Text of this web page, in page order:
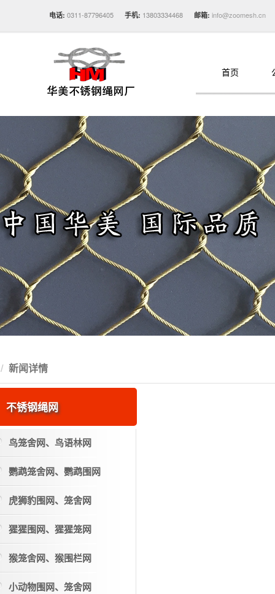
电话: 0311-87796405 手机: 13803334468 邮箱: info@zoomesh.cn
首页
新闻详情
不锈钢绳网
鸟笼舍网、鸟语林网
鹦鹉笼舍网、鹦鹉围网
虎狮豹围网、笼舍网
猩猩围网、猩猩笼网
猴笼舍网、猴围栏网
小动物围网、笼舍网